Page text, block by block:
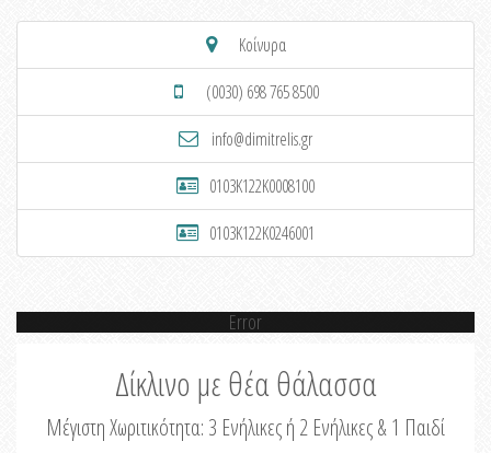
Κοίνυρα
(0030) 698 765 8500
info@dimitrelis.gr
0103K122K0008100
0103K122K0246001
Error
Δίκλινο με θέα θάλασσα
Μέγιστη Χωριτικότητα: 3 Ενήλικες ή 2 Ενήλικες & 1 Παιδί